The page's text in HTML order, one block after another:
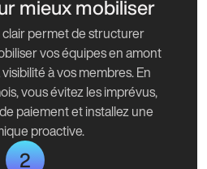
mieux mobiliser
permet de structurer
vos équipes en amont
à vos membres. En
vous évitez les imprévus,
paiement et installez une
proactive.
2